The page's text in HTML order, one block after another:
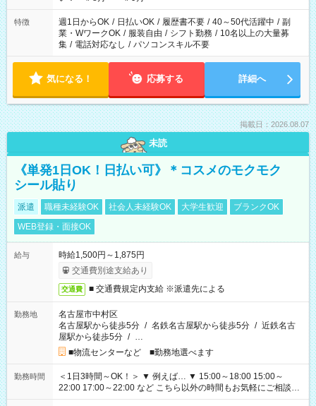
特徴 週1日からOK / 日払いOK / 履歴書不要 / 40～50代活躍中 / 副
業・WワークOK / 服装自由 / シフト勤務 / 10名以上の大量募
集 / 電話対応なし / パソコンスキル不要
気になる！ 応募する 詳細へ
掲載日：2026.08.07
未読
《単発1日OK！日払い可》＊コスメのモクモク
シール貼り
派遣 職種未経験OK 社会人未経験OK 大学生歓迎
ブランクOK
WEB登録・面接OK
給与
時給1,500円～1,875円
交通費別途支給あり
交通費 ■ 交通費規定内支給 ※派遣先による
勤務地
名古屋市中村区
名古屋駅から徒歩5分 / 名鉄名古屋駅から徒歩5分 / 近鉄名古
屋駅から徒歩5分 / …
■物流センターなど ■勤務地選べます
勤務時間
＜1日3時間～OK！＞ ▼ 例えば… ▼ 15:00～18:00 15:00～
22:00 17:00～22:00 など こちら以外の時間もお気軽にご相談く
ださい！